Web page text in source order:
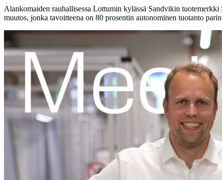
Alankomaiden rauhallisessa Lottumin kylässä Sandvikin
muutos, jonka tavoitteena on 80 prosentin autonominen tuotanto